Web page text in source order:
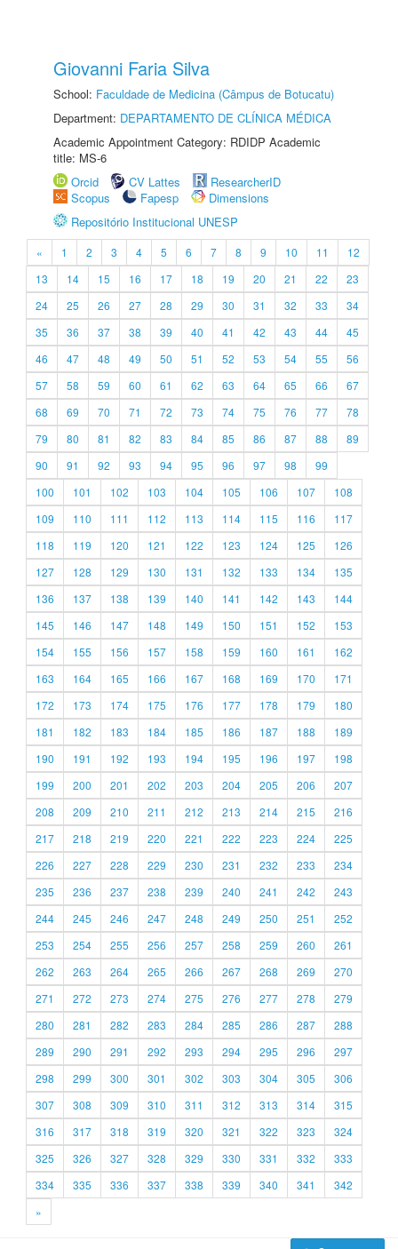
Giovanni Faria Silva
School: Faculdade de Medicina (Câmpus de Botucatu)
Department: DEPARTAMENTO DE CLÍNICA MÉDICA
Academic Appointment Category: RDIDP Academic
title: MS-6
Orcid
CV Lattes
ResearcherID
Scopus
Fapesp
Dimensions
Repositório Institucional UNESP
« 1 2 3 4 5 6 7 8 9 10 11
12
13
14 15 16 17 18 19 20 21 22
23
24
25 26 27 28 29 30 31 32 33
34
35
36 37 38 39 40 41 42 43 44
45
46
47 48 49 50 51 52 53 54 55
56
57
58 59 60 61 62 63 64 65 66
67
68
69 70 71 72 73 74 75 76 77
78
79
80 81 82 83 84 85 86 87 88
89
90
91 92 93 94 95 96 97 98
99
100
101 102 103 104 105 106 107
108
109
110 111 112 113 114 115 116
117
118
119 120 121 122 123 124 125
126
127
128 129 130 131 132 133 134
135
136
137 138 139 140 141 142 143
144
145
146 147 148 149 150 151 152
153
154
155 156 157 158 159 160 161
162
163
164 165 166 167 168 169 170
171
172
173 174 175 176 177 178 179
180
181
182 183 184 185 186 187 188
189
190
191 192 193 194 195 196 197
198
199
200 201 202 203 204 205 206
207
208
209 210 211 212 213 214 215
216
217
218 219 220 221 222 223 224
225
226
227 228 229 230 231 232 233
234
235
236 237 238 239 240 241 242
243
244
245 246 247 248 249 250 251
252
253
254 255 256 257 258 259 260
261
262
263 264 265 266 267 268 269
270
271
272 273 274 275 276 277 278
279
280
281 282 283 284 285 286 287
288
289
290 291 292 293 294 295 296
297
298
299 300 301 302 303 304 305
306
307
308 309 310 311 312 313 314
315
316
317 318 319 320 321 322 323
324
325
326 327 328 329 330 331 332
333
334
335 336 337 338 339 340 341
342
»